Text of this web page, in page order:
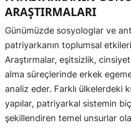
ARAŞTIRMALARI
Günümüzde sosyologlar ve
patriyarkanın toplumsal
Araştırmalar, eşitsizlik,
alma süreçlerinde erkek
analiz eder. Farklı ülkelerdeki
yapılar, patriyarkal sistemin
şekillendiren temel unsurlar